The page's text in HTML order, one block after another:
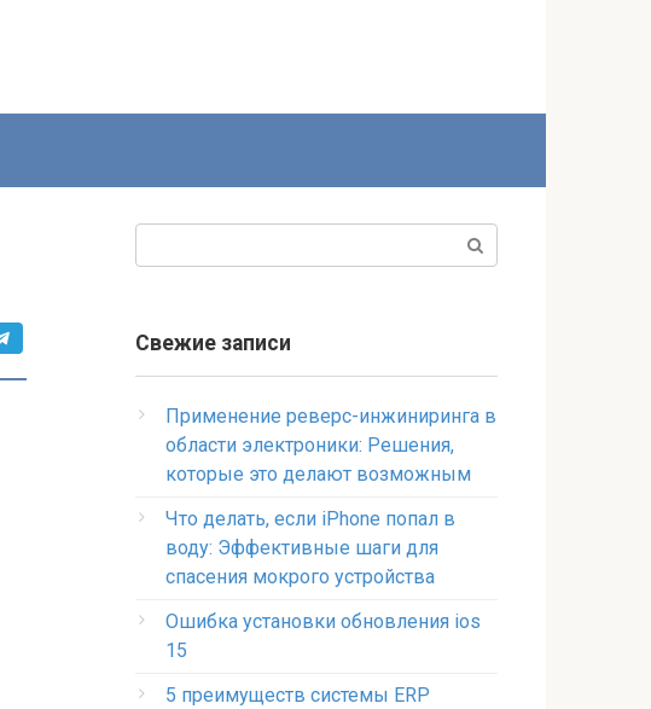
Свежие записи
Применение реверс-инжиниринга в
области электроники: Решения,
которые это делают возможным
Что делать, если iPhone попал в
воду: Эффективные шаги для
спасения мокрого устройства
Ошибка установки обновления ios
15
5 преимуществ системы ERP